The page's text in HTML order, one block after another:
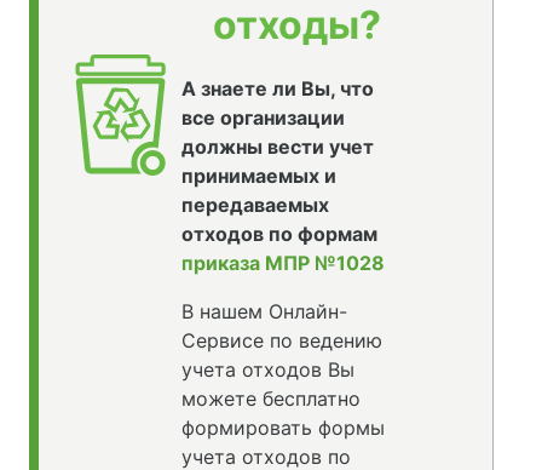
отходы?
А знаете ли Вы, что
все организации
должны вести учет
принимаемых и
передаваемых
отходов по формам
приказа МПР №1028
В нашем Онлайн-
Сервисе по ведению
учета отходов Вы
можете бесплатно
формировать формы
учета отходов по